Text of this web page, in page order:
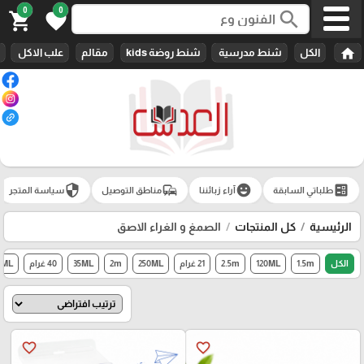
search
0
favorite
0
shopping_cart
home الكل شنط مدرسية شنط روضة kids مقالم علب الاكل
ballotطلباتي السابقة emoji_emotionsآراء زبائننا commuteمناطق التوصيل securityسياسة المتجر
الرئيسية كل المنتجات الصمغ و الغراء الاصق
الكل 1.5m
120ML
2.5m 21 غرام 250ML
2m
35ML 40 غرام
favorite_border
favorite_border